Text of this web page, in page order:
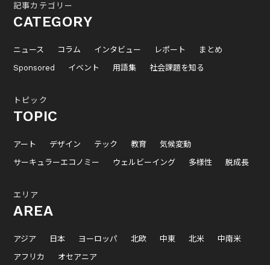
記事カテゴリー
CATEGORY
ニュース コラム インタビュー レポート
まとめ
Sponsored
イベント 用語集 社会課題を知る
トピック
TOPIC
アート デザイン テック 教育
気候変動
サーキュラーエコノミー
ウェルビーイング 多様性 脱成長
エリア
AREA
アジア 日本 ヨーロッパ 北欧 中東 北米
中南米
アフリカ
オセアニア